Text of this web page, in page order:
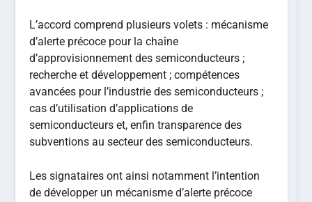
L’accord comprend plusieurs volets : mécanisme
d’alerte précoce pour la chaîne
d’approvisionnement des semiconducteurs ;
recherche et développement ; compétences
avancées pour l’industrie des semiconducteurs ;
cas d’utilisation d’applications de
semiconducteurs et, enfin transparence des
subventions au secteur des semiconducteurs.
Les signataires ont ainsi notamment l’intention
de développer un mécanisme d’alerte précoce